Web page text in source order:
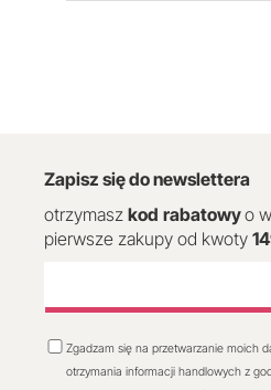
Zapisz się do newslettera
otrzymasz kod rabatowyo
pierwsze zakupy od kwoty
Zgadzam się na przetwarzanie moich
otrzymania informacji handlowych z